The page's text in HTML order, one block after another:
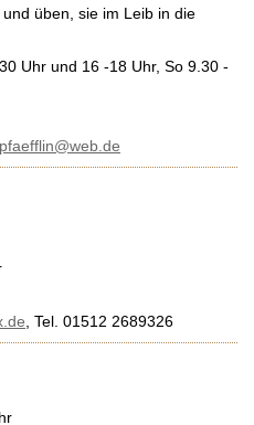
üben, sie im Leib in die
Uhr und 16 -18 Uhr, So 9.30 -
, Tel. 01512 2689326